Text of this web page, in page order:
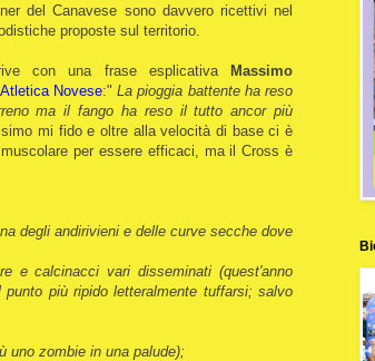
del Canavese sono davvero ricettivi nel
proposte sul territorio.
con una frase esplicativa
Massimo
Atletica Novese:"La pioggia battente ha reso
ma il fango ha reso il tutto ancor più
mi fido e oltre alla velocità di base ci è
per essere efficaci, ma il Cross è
degli andirivieni e delle curve secche dove
e calcinacci vari disseminati (quest'anno
più ripido letteralmente tuffarsi; salvo
uno zombie in una palude);